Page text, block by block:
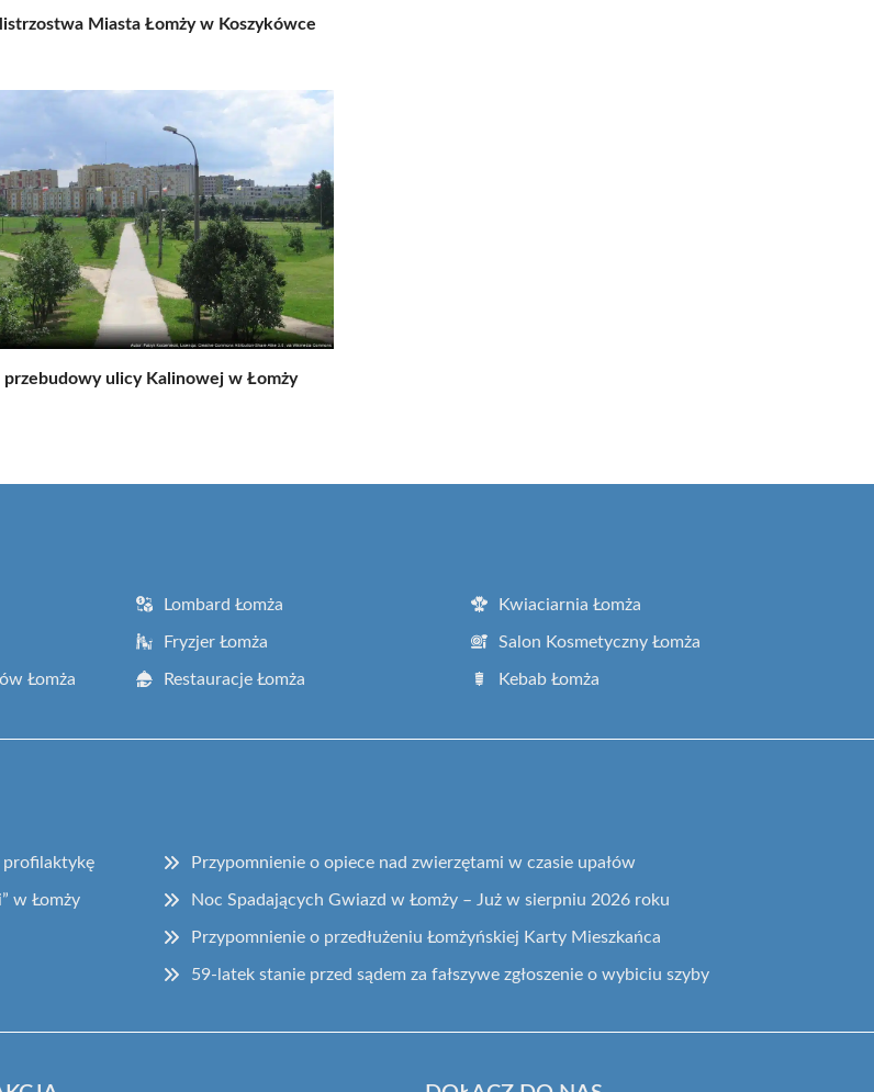
Miasta Łomży w Koszykówce
przebudowy ulicy Kalinowej w Łomży
Lombard Łomża Kwiaciarnia Łomża
Fryzjer Łomża Salon Kosmetyczny Łomża
Łomża Restauracje Łomża Kebab Łomża
profilaktykę Przypomnienie o opiece nad zwierzętami w czasie upałów
w Łomży Noc Spadających Gwiazd w Łomży – Już w sierpniu 2026 roku
Przypomnienie o przedłużeniu Łomżyńskiej Karty Mieszkańca
59-latek stanie przed sądem za fałszywe zgłoszenie o wybiciu szyby